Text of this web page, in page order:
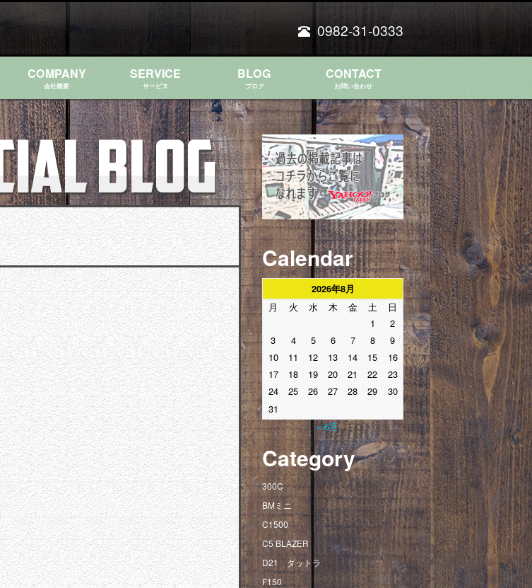
0982-31-0333
COMPANY
会社概要
SERVICE
サービス
BLOG
ブログ
CONTACT
お問い合わせ
Calendar
2026年8月
月 火 水 木 金 土
日
1
2
3
4 5 6 7 8
9
10
11 12 13 14 15
16
17
18 19 20 21 22
23
24
25 26 27 28 29
30
31
« 6月
Category
300C
BMミニ
C1500
C5 BLAZER
D21 ダットラ
F150